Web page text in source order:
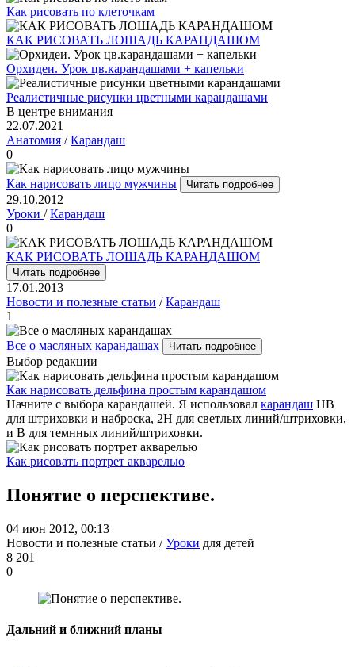
Как рисовать по клеточкам
КАК РИСОВАТЬ ЛОШАДЬ КАРАНДАШОМ
Орхидеи. Урок цв.карандашами + капельки
Реалистичные рисунки цветными карандашами
В центре внимания
22.07.2021
Анатомия /Карандаш
0
Как нарисовать лицо мужчины Читать подробнее
29.10.2012
Уроки /Карандаш
0
КАК РИСОВАТЬ ЛОШАДЬ КАРАНДАШОМ
Читать подробнее
17.01.2013
Новости и полезные статьи /Карандаш
1
Все о масляных карандашах Читать подробнее
Выбор редакции
Как нарисовать дельфина простым карандашом
Начните с выбора карандашей. Я использовал карандаш НВ
для штриховки и наброска, 2H для светлых линий/штриховки,
и B для темнных линий/штриховки.
Как рисовать портрет акварелью
Понятие о перспективе.
04 июн 2012, 00:13
Новости и полезные статьи /Уроки для детей
8 201
0
Дальний и ближний планы